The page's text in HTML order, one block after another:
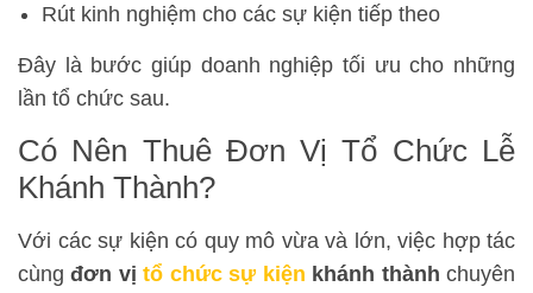
Rút kinh nghiệm cho các sự kiện tiếp theo
Đây là bước giúp doanh nghiệp tối ưu cho những
lần tổ chức sau.
Có Nên Thuê Đơn Vị Tổ Chức Lễ
Khánh Thành?
Với các sự kiện có quy mô vừa và lớn, việc hợp tác
cùngđơn vịtổ chức sự kiện khánh thành chuyên